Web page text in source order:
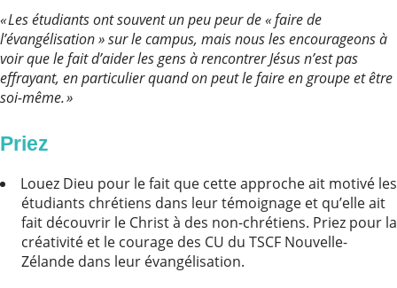
« Les étudiants ont souvent un peu peur de « faire de
l’évangélisation » sur le campus, mais nous les encourageons à
voir que le fait d’aider les gens à rencontrer Jésus n’est pas
effrayant, en particulier quand on peut le faire en groupe et être
soi-même. »
Priez
Louez Dieu pour le fait que cette approche ait motivé les
étudiants chrétiens dans leur témoignage et qu’elle ait
fait découvrir le Christ à des non-chrétiens. Priez pour la
créativité et le courage des CU du TSCF Nouvelle-
Zélande dans leur évangélisation.